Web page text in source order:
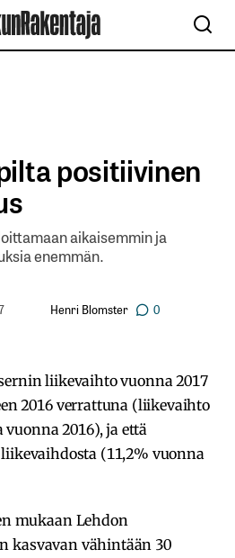
positiivinen
aikaisemmin ja
enemmän.
Henri Blomster 0
liikevaihto vuonna 2017
2016 verrattuna (liikevaihto
vuonna 2016), ja että
(11,2% vuonna
mukaan Lehdon
kasvavan vähintään 30